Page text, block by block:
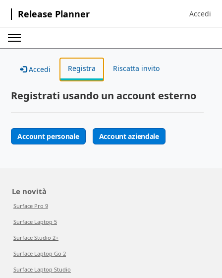
Release Planner Sign in to
Accedi
Accedi Registra Riscatta invito
Registrati usando un account esterno
Account personale Account aziendale
Le novità
Surface Pro 9
Surface Laptop 5
Surface Studio 2+
Surface Laptop Go 2
Surface Laptop Studio